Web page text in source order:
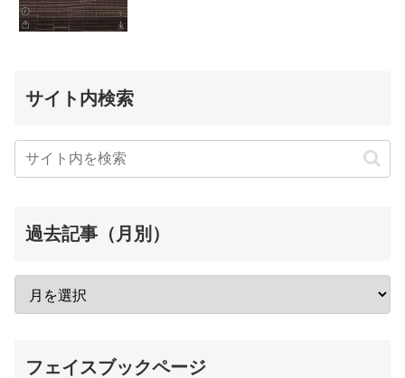
サイト内検索
過去記事（月別）
フェイスブックページ